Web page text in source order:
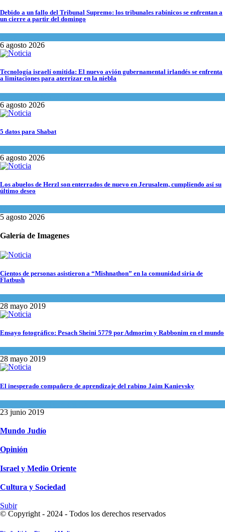
Debido a un fallo del Tribunal Supremo: los tribunales rabínicos se enfrentan a
un cierre a partir del domingo
6 agosto 2026
Tecnología israelí omitida: El nuevo avión gubernamental irlandés se enfrenta
a limitaciones para aterrizar en la niebla
6 agosto 2026
5 datos para Shabat
6 agosto 2026
Los abuelos de Herzl son enterrados de nuevo en Jerusalem, cumpliendo así su
último deseo
5 agosto 2026
Galería de Imagenes
Cientos de personas asistieron a “Mishnathon” en la comunidad siria de
Flatbush
28 mayo 2019
Ensayo fotográfico: Pesach Sheini 5779 por Admorim y Rabbonim en el mundo
28 mayo 2019
El inesperado compañero de aprendizaje del rabino Jaim Kanievsky
23 junio 2019
Mundo Judío
Opinión
Israel y Medio Oriente
Cultura y Sociedad
Subir
© Copyright - 2024 - Todos los derechos reservados